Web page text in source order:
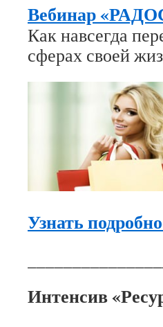
Вебинар
Как навсегда
сферах своей
Узнать
Интенсив